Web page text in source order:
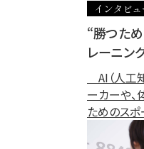
インタビュ
“勝つた
レーニン
AI（人工
ーカーや
ためのス